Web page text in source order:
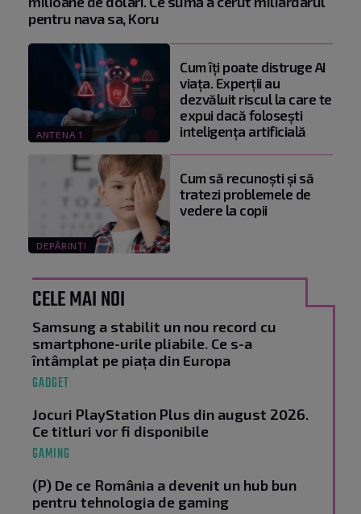
pentru nava sa, Koru
ANTENA 1
Cum îți poate distruge AI
viața. Experții au
dezvăluit riscul la care te
expui dacă folosești
inteligența artificială
DEPĂRINȚI
Cum să recunoști și să
tratezi problemele de
vedere la copii
CELE MAI NOI
Samsung a stabilit un nou record cu
smartphone-urile pliabile. Ce s-a
întâmplat pe piața din Europa
GADGET
Jocuri PlayStation Plus din august 2026.
Ce titluri vor fi disponibile
GAMING
(P) De ce România a devenit un hub bun
pentru tehnologia de gaming